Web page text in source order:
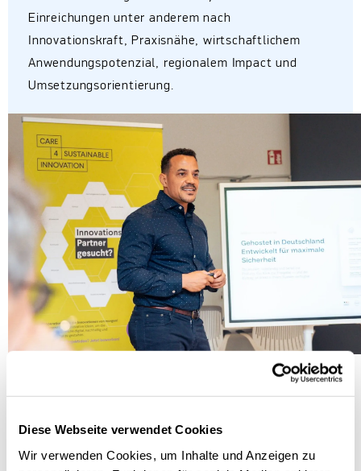
Diese Webseite verwendet Cookies
Wir verwenden Cookies, um Inhalte und Anzeigen zu
Einreichungen unter anderem nach
Innovationskraft, Praxisnähe, wirtschaftlichem
Anwendungspotenzial, regionalem Impact und
Umsetzungsorientierung.
Gil Osammor, Co-Founder Medisync. Quelle:
digitalHUB Aachen e.V.